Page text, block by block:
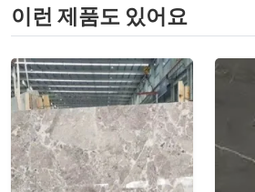
이런 제품도 있어요